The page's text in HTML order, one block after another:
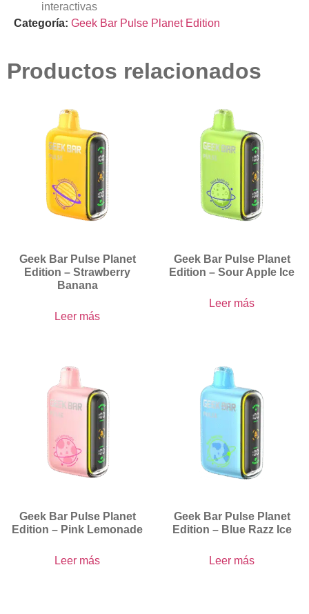
interactivas
Categoría: Geek Bar Pulse Planet Edition
Productos relacionados
Geek Bar Pulse Planet
Edition – Strawberry
Banana
Leer más
Geek Bar Pulse Planet
Edition – Sour Apple Ice
Leer más
Geek Bar Pulse Planet
Edition – Pink Lemonade
Leer más
Geek Bar Pulse Planet
Edition – Blue Razz Ice
Leer más